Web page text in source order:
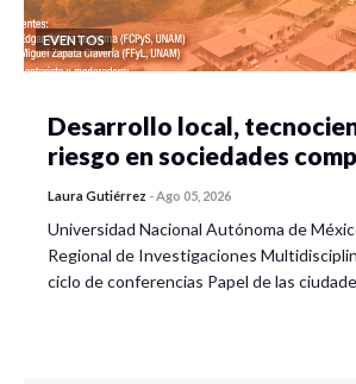
EVENTOS
Desarrollo local,
riesgo en sociedades
Laura Gutiérrez -Ago 05, 2026
Universidad Nacional Autónoma de
Regional de Investigaciones
ciclo de conferencias Papel de las